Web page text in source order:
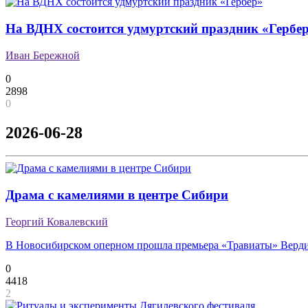
На ВДНХ состоится удмуртский праздник
Иван Бережной
0
2898
0
2026-06-28
Драма с камелиями в центре Сибири
Георгий Ковалевский
В Новосибирском оперном прошла премьера «Травиаты»
0
4418
2